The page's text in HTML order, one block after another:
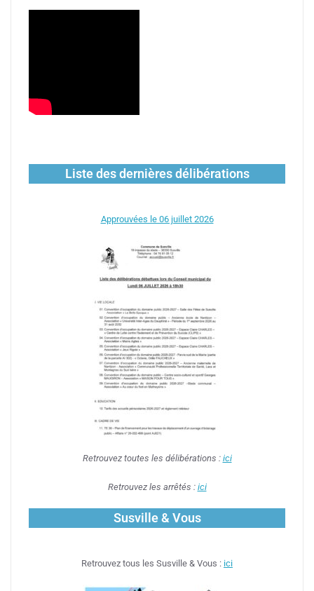
Liste des dernières délibérations
Approuvées le 06 juillet 2026
Retrouvez toutes les délibérations : ici
Retrouvez les arrêtés : ici
Susville & Vous
Retrouvez tous les Susville & Vous : ici